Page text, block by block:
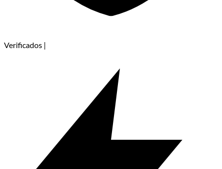
Verificados |